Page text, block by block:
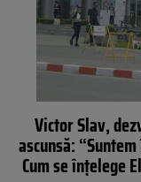
Victor Slav,
ascunsă:
Cum se înțelege